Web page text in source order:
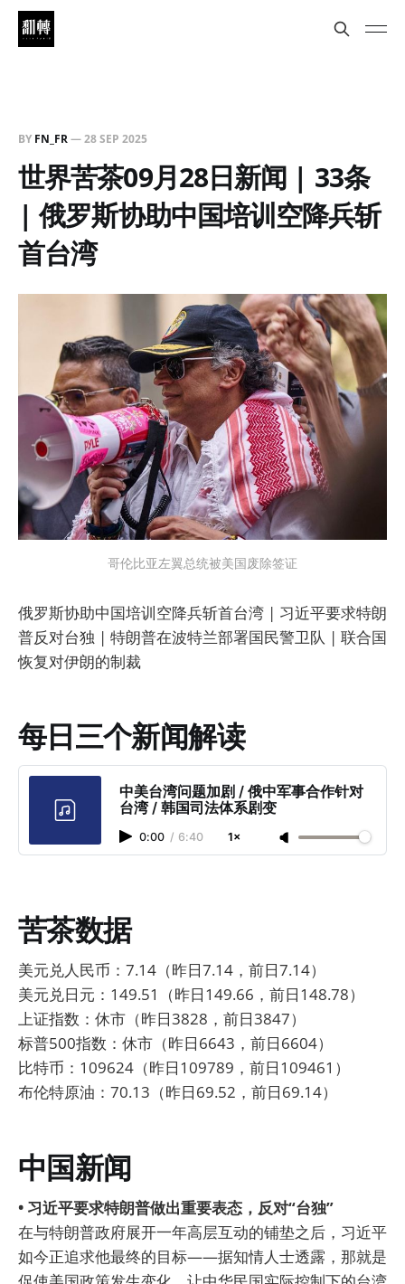
BY FN_FR—28 SEP 2025
世界苦茶09月28日新闻 | 33条
| 俄罗斯协助中国培训空降兵斩
首台湾
哥伦比亚左翼总统被美国废除签证
俄罗斯协助中国培训空降兵斩首台湾 | 习近平要求特朗
普反对台独 | 特朗普在波特兰部署国民警卫队 | 联合国
恢复对伊朗的制裁
每日三个新闻解读
中美台湾问题加剧 / 俄中军事合作针对
台湾 / 韩国司法体系剧变
0:00 / 6:40 1×
苦茶数据
美元兑人民币：7.14（昨日7.14，前日7.14）
美元兑日元：149.51（昨日149.66，前日148.78）
上证指数：休市（昨日3828，前日3847）
标普500指数：休市（昨日6643，前日6604）
比特币：109624（昨日109789，前日109461）
布伦特原油：70.13（昨日69.52，前日69.14）
中国新闻
• 习近平要求特朗普做出重要表态，反对“台独”
在与特朗普政府展开一年高层互动的铺垫之后，习近平
如今正追求他最终的目标——据知情人士透露，那就是